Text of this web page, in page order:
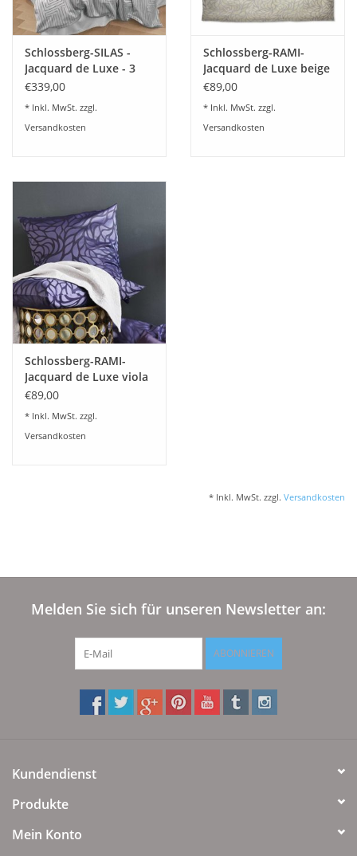
Schlossberg-SILAS -
Jacquard de Luxe - 3
Farben
€339,00
* Inkl. MwSt. zzgl.
Versandkosten
Schlossberg-RAMI-
Jacquard de Luxe beige
€89,00
* Inkl. MwSt. zzgl.
Versandkosten
Schlossberg-RAMI-
Jacquard de Luxe viola
€89,00
* Inkl. MwSt. zzgl.
Versandkosten
* Inkl. MwSt. zzgl. Versandkosten
Melden Sie sich für unseren Newsletter an:
ABONNIEREN
Kundendienst
Produkte
Mein Konto